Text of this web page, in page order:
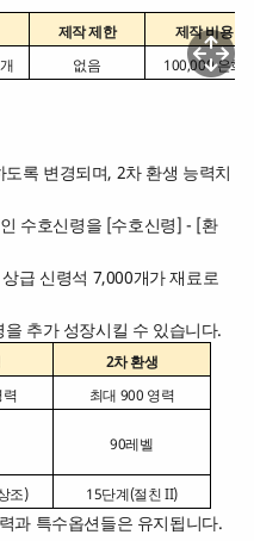
제작 제한
제작 비용
없음 100,000 은화
록 변경되며, 2차 환생 능력치
수호신령을 [수호신령] - [환
급 신령석 7,000개가 재료로
추가 성장시킬 수 있습니다.
2차 환생
력
최대 900 영력
90레벨
조) 15단계(절친 II)
과 특수옵션들은 유지됩니다.